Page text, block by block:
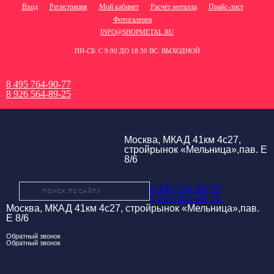
Вход Регистрация Мой кабинет Расчёт металла
Прайс-лист
Фотогалерея
INFO@SHOPMETAL.RU
ПН-СБ: С 9:00 ДО 18:30 ВС: ВЫХОДНОЙ
8 495 764-90-77
8 926 564-89-25
Москва, МКАД 41км 4с27,
стройрынок «Мельница»,пав. Е
8/6
8 495 764-90-77
8 926 564-89-25
Москва, МКАД 41км 4с27, стройрынок «Мельница»,пав.
Е 8/6
Обратный звонок
Обратный звонок